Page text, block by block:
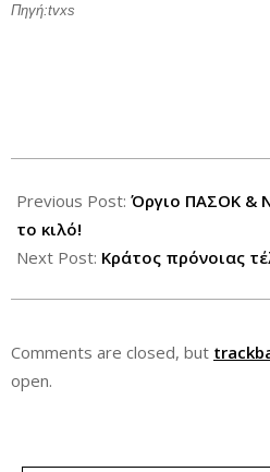
Πηγή:tvxs
04-
17
Previous Post: Όργιο ΠΑΣΟΚ &
το κιλό!
Next Post: Κράτος πρόνοιας
Comments are closed, but
open.